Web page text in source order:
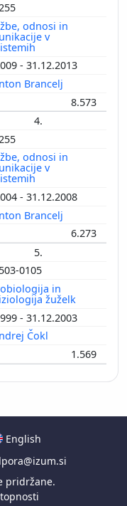
odnosi in
v
- 31.12.2013
Brancelj
8.573
4.
odnosi in
v
- 31.12.2008
Brancelj
6.273
5.
0105
in
žuželk
- 31.12.2003
Čokl
1.569
English
pridržane.